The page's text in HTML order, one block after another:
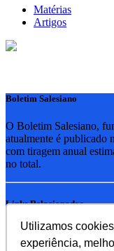
Utilizamos
experiência,
Matérias
Artigos
Boletim Salesiano
O Boletim Salesiano,
atualmente é publicado
com tiragem anual
no total.
Links Relacionados
RSB - Rede
EDEBE - Editora